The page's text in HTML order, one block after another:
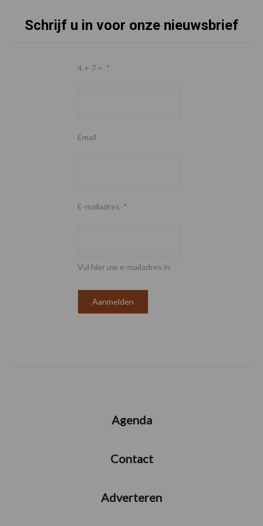
Schrijf u in voor onze nieuwsbrief
4 + 7 = *
Email
E-mailadres *
Vul hier uw e-mailadres in
Agenda
Contact
Adverteren